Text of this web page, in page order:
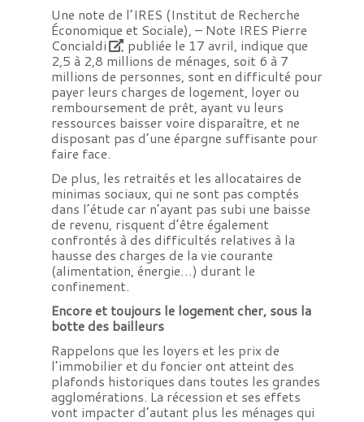
Une note de l’IRES (Institut de Recherche
Économique et Sociale), – Note IRES Pierre
Concialdi
, publiée le 17 avril, indique que
2,5 à 2,8 millions de ménages, soit 6 à 7
millions de personnes, sont en difficulté pour
payer leurs charges de logement, loyer ou
remboursement de prêt, ayant vu leurs
ressources baisser voire disparaître, et ne
disposant pas d’une épargne suffisante pour
faire face.
De plus, les retraités et les allocataires de
minimas sociaux, qui ne sont pas comptés
dans l’étude car n’ayant pas subi une baisse
de revenu, risquent d’être également
confrontés à des difficultés relatives à la
hausse des charges de la vie courante
(alimentation, énergie…) durant le
confinement.
Encore et toujours le logement cher, sous la
botte des bailleurs
Rappelons que les loyers et les prix de
l’immobilier et du foncier ont atteint des
plafonds historiques dans toutes les grandes
agglomérations. La récession et ses effets
vont impacter d’autant plus les ménages qui